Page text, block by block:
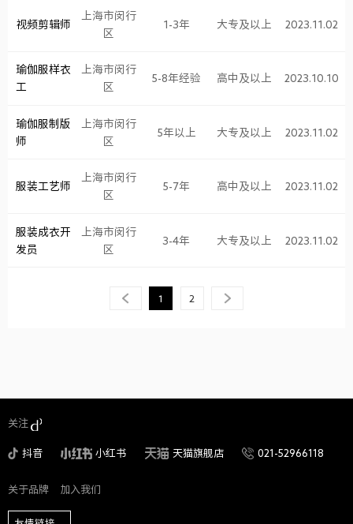
视频剪辑师
上海市闵行
区
1-3年 大专及以上 2023.11.02
瑜伽服样衣
工
上海市闵行
区
5-8年经验 高中及以上 2023.10.10
瑜伽服制版
师
上海市闵行
区
5年以上 大专及以上 2023.11.02
服装工艺师
上海市闵行
区
5-7年 高中及以上 2023.11.02
服装成衣开
发员
上海市闵行
区
3-4年 大专及以上 2023.11.02
上一页 1 2 下一页
关注
抖音 小红书 天猫旗舰店 021-52966118
关于品牌 加入我们